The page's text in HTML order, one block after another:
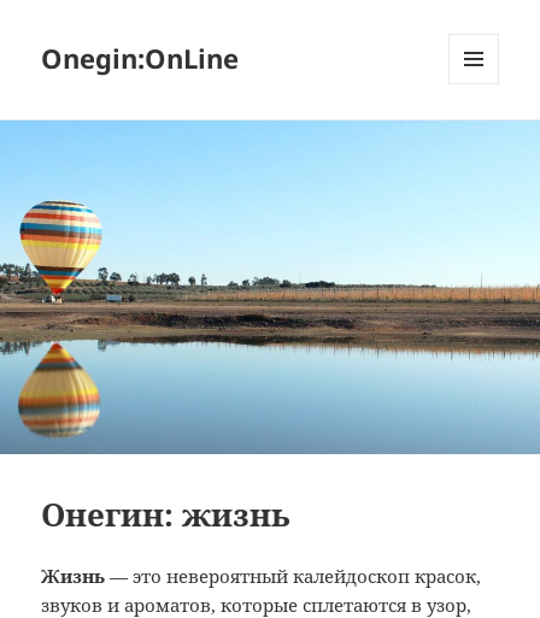
Onegin:OnLine
Онегин: жизнь
Жизнь — это невероятный калейдоскоп красок,
звуков и ароматов, которые сплетаются в узор,